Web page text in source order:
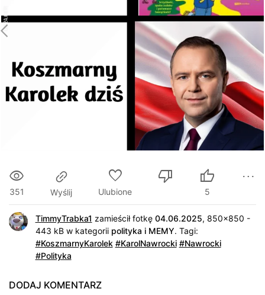
351 Wyślij Ulubione 5
TimmyTrabka1 zamieścił fotkę 04.06.2025, 850x850 -
443 kB w kategorii polityka i MEMY. Tagi:
#KoszmarnyKarolek #KarolNawrocki #Nawrocki
#Polityka
DODAJ KOMENTARZ